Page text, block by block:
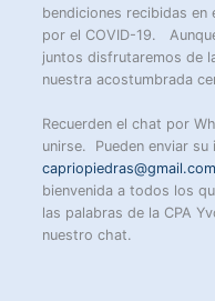
bendiciones recibidas
por el COVID-19.
juntos disfrutaremos de
nuestra acostumbrada
Recuerden el chat por
unirse. Pueden enviar
capriopiedras@gmail.com
bienvenida a todos los
las palabras de la CPA
nuestro chat.